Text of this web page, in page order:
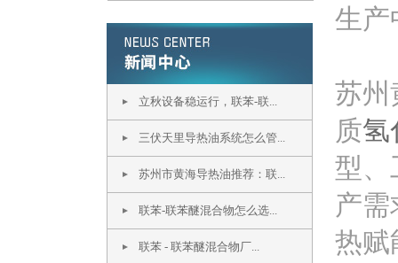
立秋设备稳运行，联苯-联...
三伏天里导热油系统怎么管...
苏州市黄海导热油推荐：联...
联苯-联苯醚混合物怎么选...
联苯 - 联苯醚混合物厂...
生产
苏州
质氢
型、
产
热赋